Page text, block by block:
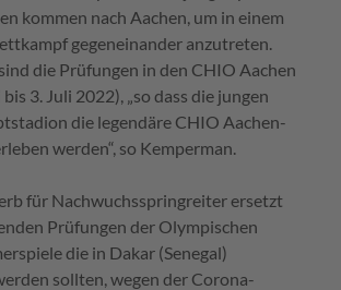
kommen nach Aachen, um in einem
gegeneinander anzutreten.
die Prüfungen in den CHIO Aachen
3. Juli 2022), „so dass die jungen
die legendäre CHIO Aachen-
werden“, so Kemperman.
für Nachwuchsspringreiter ersetzt
Prüfungen der Olympischen
die in Dakar (Senegal)
sollten, wegen der Corona-